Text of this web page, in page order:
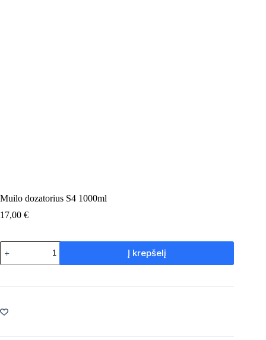
Muilo dozatorius S4 1000ml
17,00 €
produkto
kiekis:
Muilo
S4
Į krepšelį